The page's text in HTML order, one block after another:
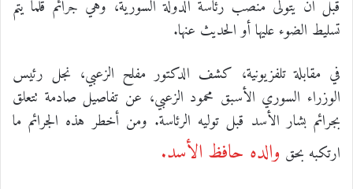
قبل أن يتولى منصب رئاسة الدولة السورية، وهي جرائم قلّما يتم
تسليط الضوء عليها أو الحديث عنها.
في مقابلة تلفزيونية، كشف الدكتور مفلح الزعبي، نجل رئيس
الوزراء السوري الأسبق محمود الزعبي، عن تفاصيل صادمة تتعلق
بجرائم بشار الأسد قبل توليه الرئاسة. ومن أخطر هذه الجرائم ما
ارتكبه بحق والده حافظ الأسد.